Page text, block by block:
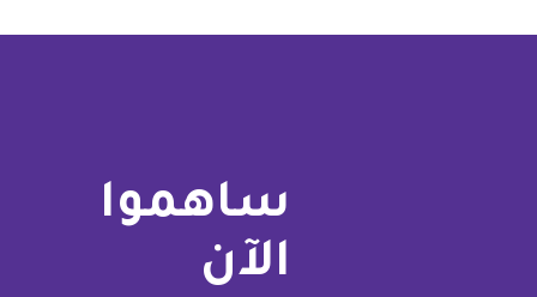
ساهموا
الآن